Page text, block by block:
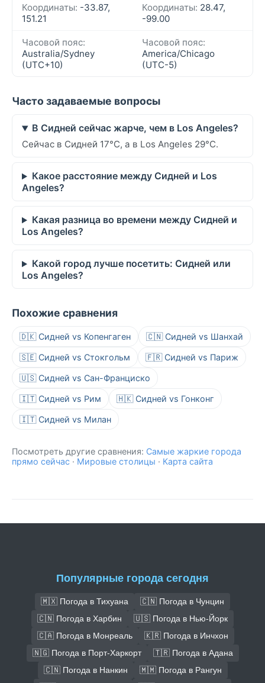
Координаты: -33.87,
151.21
Координаты: 28.47,
-99.00
Часовой пояс:
Australia/Sydney
(UTC+10)
Часовой пояс:
America/Chicago
(UTC-5)
Часто задаваемые вопросы
В Сидней сейчас жарче, чем в Los Angeles?
Сейчас в Сидней 17°C, а в Los Angeles 29°C.
Какое расстояние между Сидней и Los
Angeles?
Какая разница во времени между Сидней и
Los Angeles?
Какой город лучше посетить: Сидней или
Los Angeles?
Похожие сравнения
🇩🇰 Сидней vs Копенгаген 🇨🇳 Сидней vs Шанхай
🇸🇪 Сидней vs Стокгольм 🇫🇷 Сидней vs Париж
🇺🇸 Сидней vs Сан-Франциско
🇮🇹 Сидней vs Рим 🇭🇰 Сидней vs Гонконг
🇮🇹 Сидней vs Милан
Посмотреть другие сравнения: Самые жаркие города
прямо сейчас · Мировые столицы · Карта сайта
Популярные города сегодня
🇲🇽 Погода в Тихуана
🇨🇳 Погода в Чунцин
🇨🇳 Погода в Харбин
🇺🇸 Погода в Нью-Йорк
🇨🇦 Погода в Монреаль
🇰🇷 Погода в Инчхон
🇳🇬 Погода в Порт-Харкорт
🇹🇷 Погода в Адана
🇨🇳 Погода в Нанкин
🇲🇲 Погода в Рангун